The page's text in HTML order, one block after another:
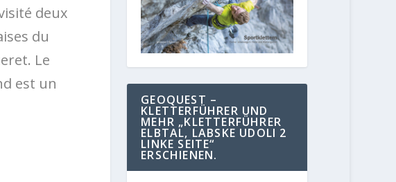
deux
du
Le
est un
GEOQUEST –
KLETTERFÜHRER UND
MEHR „KLETTERFÜHRER
ELBTAL, LABSKE UDOLI 2
LINKE SEITE“
ERSCHIENEN.